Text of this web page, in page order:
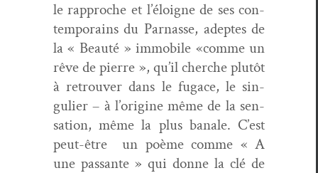
le rap­proche et l’éloigne de ses con­
tem­po­rains du Par­nasse, adeptes de
la « Beauté » immo­bile «comme un
rêve de pierre », qu’il cherche plutôt
à retrou­ver dans le fugace, le sin­
guli­er – à l’o­rig­ine même de la sen­
sa­tion, même la plus banale. C’est
peut-être un poème comme « A
une pas­sante » qui donne la clé de